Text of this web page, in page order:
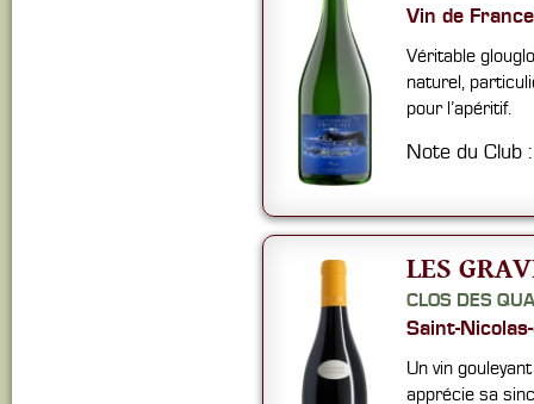
Vin de France
Véritable
naturel,
pour l’apéritif.
Note du Club
LES
CLOS DES
Saint-
Un vin
apprécie sa